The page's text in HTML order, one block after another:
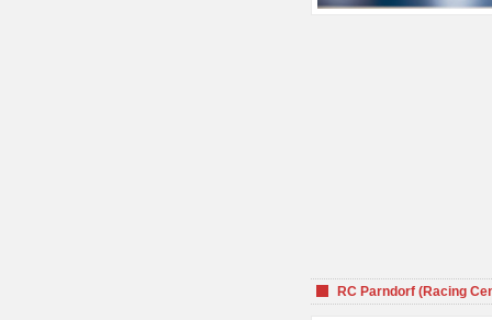
RC Parndorf (Racing